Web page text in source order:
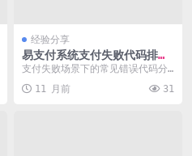
经验分享
易支付系统支付失败代码排查
与解决方法
支付失败场景下的常见错误代码分
用户可能会遇到各种...
11 月前 31